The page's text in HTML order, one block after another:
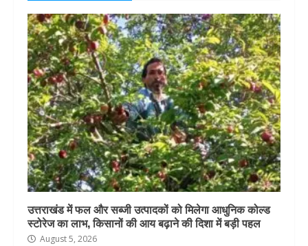
उत्तराखंड में फल और सब्जी उत्पादकों को मिलेगा आधुनिक कोल्ड
स्टोरेज का लाभ, किसानों की आय बढ़ाने की दिशा में बड़ी पहल
August 5, 2026